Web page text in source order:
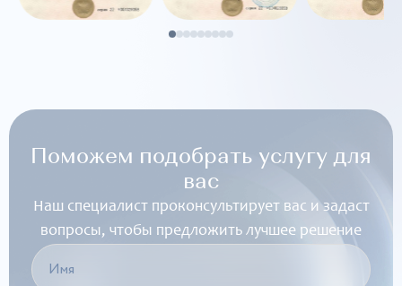
Поможем подобрать услугу для
вас
Наш специалист проконсультирует вас и задаст
вопросы, чтобы предложить лучшее решение